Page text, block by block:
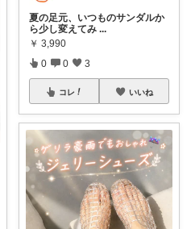
夏の足元、いつものサンダルか
ら少し変えてみ ...
￥ 3,990
0 0 3
コレ いいね